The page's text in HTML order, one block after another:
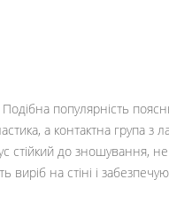
популярність
а контактна група з
стійкий до зношування,
виріб на стіні і